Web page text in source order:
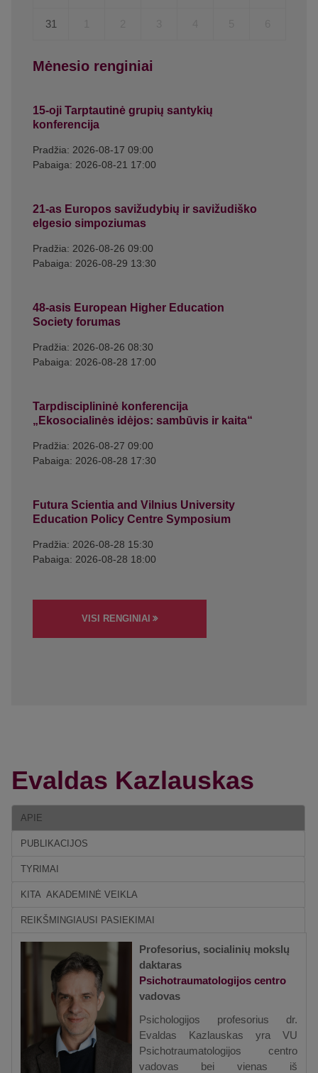
31
Mėnesio renginiai
15-oji Tarptautinė grupių santykių
konferencija
Pradžia: 2026-08-17 09:00
Pabaiga: 2026-08-21 17:00
21-as Europos savižudybių ir savižudiško
elgesio simpoziumas
Pradžia: 2026-08-26 09:00
Pabaiga: 2026-08-29 13:30
48-asis European Higher Education
Society forumas
Pradžia: 2026-08-26 08:30
Pabaiga: 2026-08-28 17:00
Tarpdisciplininė konferencija
„Ekosocialinės idėjos: sambūvis ir kaita“
Pradžia: 2026-08-27 09:00
Pabaiga: 2026-08-28 17:30
Futura Scientia and Vilnius University
Education Policy Centre Symposium
Pradžia: 2026-08-28 15:30
Pabaiga: 2026-08-28 18:00
VISI RENGINIAI
Evaldas Kazlauskas
APIE
PUBLIKACIJOS
TYRIMAI
KITA AKADEMINĖ VEIKLA
REIKŠMINGIAUSI PASIEKIMAI
Profesorius, socialinių mokslų
daktaras
Psichotraumatologijos centro
vadovas
Psichologijos profesorius dr.
Evaldas Kazlauskas yra VU
Psichotraumatologijos centro
vadovas bei vienas iš